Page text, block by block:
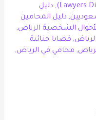
, دليل
, دليل المحامين
الشخصية الرياض,
, قضايا جنائية
, محامي في الرياض,